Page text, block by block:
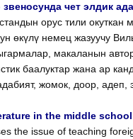
звеносунда чет элдик
орус тили окуткан
өкүлү немец жазуучу
макаланын
баалуктар жана ар
жомок, доор, адеп,
in the middle
the issue of teaching